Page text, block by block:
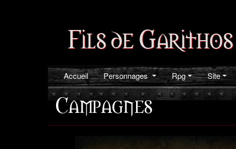
Fils de Garithos
Accueil Personnages Rpg Site
Campagnes